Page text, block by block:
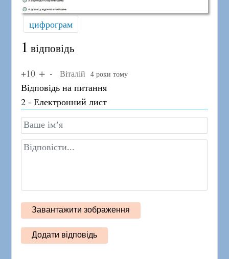
цифрограм
1 відповідь
+10 Віталій 4 роки тому
Відповідь на питання
2 - Електронний лист